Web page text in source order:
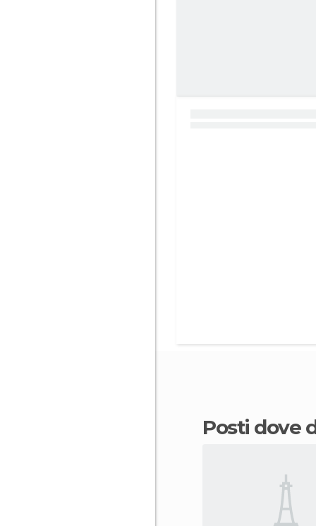
Posti dove